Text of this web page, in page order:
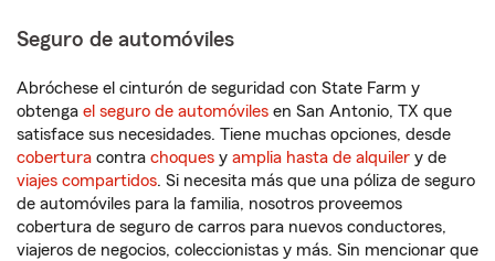
Seguro de automóviles
Abróchese el cinturón de seguridad con State Farm y
obtenga el seguro de automóviles en San Antonio, TX que
satisface sus necesidades. Tiene muchas opciones, desde
cobertura contra choques y amplia hasta de alquiler y de
viajes compartidos. Si necesita más que una póliza de seguro
de automóviles para la familia, nosotros proveemos
cobertura de seguro de carros para nuevos conductores,
viajeros de negocios, coleccionistas y más. Sin mencionar que